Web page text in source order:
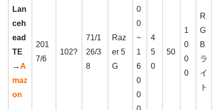
Lan
ceh
ead
TE
→A
maz
on
201
7/6
102?
71/1
26/3
8
Raz
er 5
G
0
0
~
1
6
0
0
4
5
0
50
1
0
0
0
R
G
B
ラ
イ
ト